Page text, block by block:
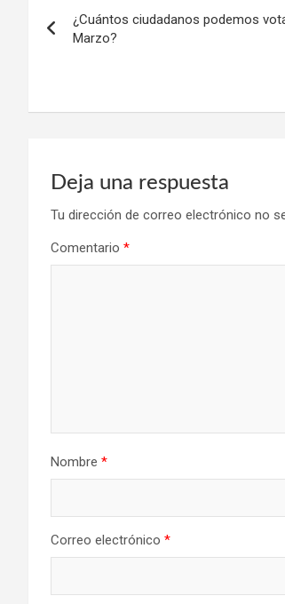
de
¿Cuántos ciudadanos podemos
Marzo?
Deja una respuesta
Tu dirección de correo electrónico no
Comentario *
Nombre *
Correo electrónico *